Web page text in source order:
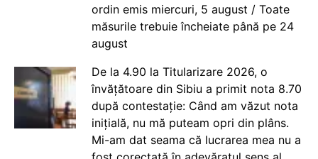
ordin emis miercuri, 5 august / Toate
măsurile trebuie încheiate până pe 24
august
De la 4.90 la Titularizare 2026, o
învățătoare din Sibiu a primit nota 8.70
după contestație: Când am văzut nota
inițială, nu mă puteam opri din plâns.
Mi-am dat seama că lucrarea mea nu a